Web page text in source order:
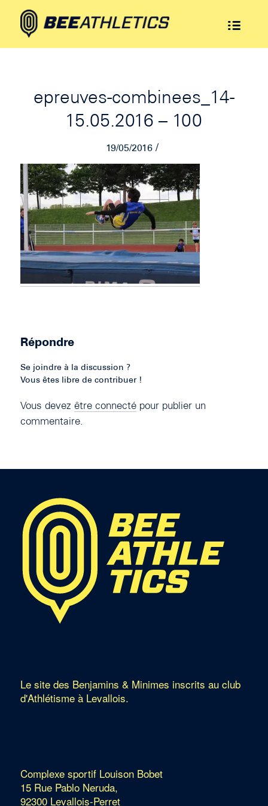
epreuves-combinees_14-
15.05.2016 – 100
19/05/2016 /
Répondre
Se joindre à la discussion ?
Vous êtes libre de contribuer !
Vous devez être connectépour publier un
commentaire.
Le site des Benjamins & Minimes inscrits au club
d'Athlétisme à Levallois.
Complexe sportif Louison Bobet
15 Rue Pablo Neruda,
92300 Levallois-Perret